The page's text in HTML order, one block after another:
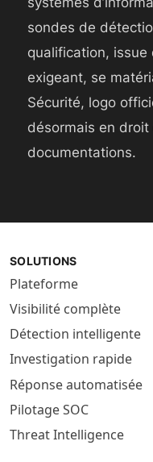
sondes de
qualification, issue
exigeant, se
Sécurité, logo
désormais en droit
documentations.
SOLUTIONS
Plateforme
Visibilité complète
Détection intelligente
Investigation rapide
Réponse automatisée
Pilotage SOC
Threat Intelligence